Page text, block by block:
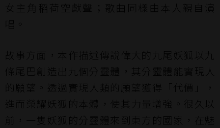
女主角稻荷空獻聲；歌曲同樣由本人親自演
唱。
故事方面，本作描述傳說偉大的九尾妖狐以九
條尾巴創造出九個分靈體，其分靈體能實現人
的願望。透過實現人類的願望獲得「代價」，
進而榮耀妖狐的本體，使其力量增強。很久以
前，一隻妖狐的分靈體來到東方的國家，在魅